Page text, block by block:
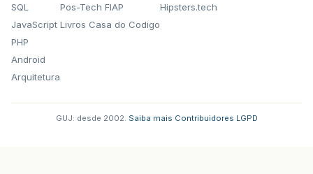
SQL
JavaScript
PHP
Android
Arquitetura
Pos-Tech FIAP
Livros Casa do Codigo
Hipsters.tech
GUJ: desde 2002. Saiba mais Contribuidores LGPD